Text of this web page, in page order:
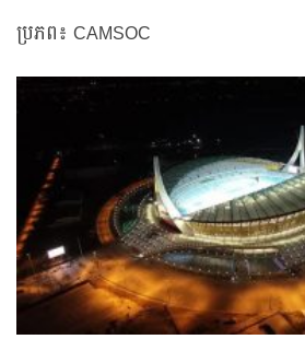
ប្រភព៖ CAMSOC